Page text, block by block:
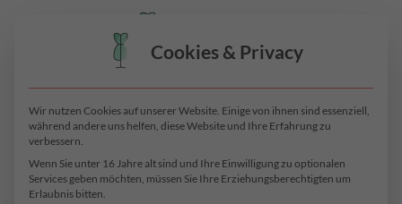
START / PRODUKTE VERSCHLAGWORTET MIT
„OVAL“
Cookies & Privacy
Wir nutzen Cookies auf unserer Website. Einige von ihnen sind essenziell,
während andere uns helfen, diese Website und Ihre Erfahrung zu
verbessern.
Wenn Sie unter 16 Jahre alt sind und Ihre Einwilligung zu optionalen
Services geben möchten, müssen Sie Ihre Erziehungsberechtigten um
Erlaubnis bitten.